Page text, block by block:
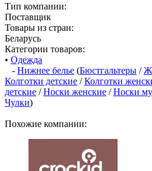
Тип компании:
Поставщик
Товары из стран:
Беларусь
Категории товаров:
• Одежда
- Нижнее белье (Бюстгальтеры /
Колготки детские /Колготки
детские /Носки женские /Носки
Чулки)
Похожие компании: